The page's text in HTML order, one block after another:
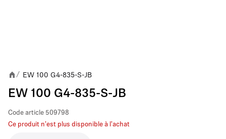
/ EW 100 G4-835-S-JB
EW 100 G4-835-S-JB
Code article 509798
Ce produit n'est plus disponible à l'achat